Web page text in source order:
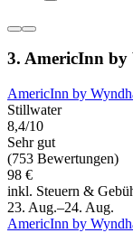
3. AmericInn
AmericInn by
Stillwater
8,4/10
Sehr gut
(753 Bewertungen)
98 €
inkl. Steuern &
23. Aug.–24. Aug.
AmericInn by